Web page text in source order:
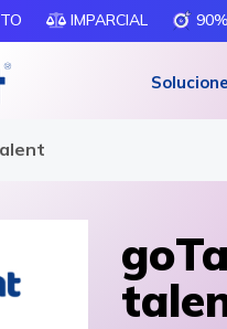
IMPARCIAL